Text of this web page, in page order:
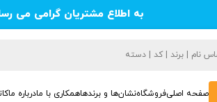
به اطلاع مشتریان گرامی می
صفحه اصلیفروشگاهنشان‌ها و برندهاهمکاری با مادرباره ما